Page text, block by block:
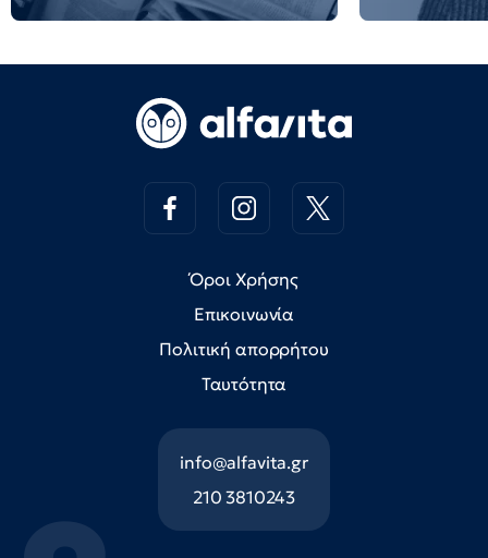
Όροι Χρήσης
Επικοινωνία
Πολιτική απορρήτου
Ταυτότητα
info@alfavita.gr
210 3810243